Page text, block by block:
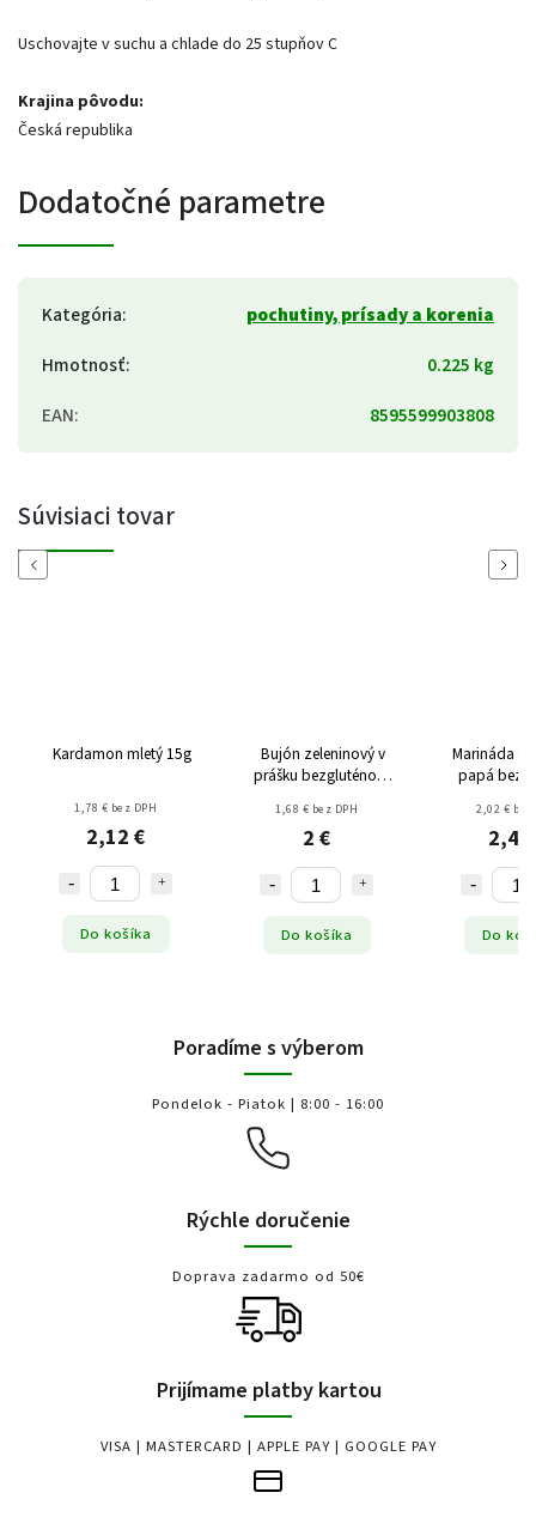
Uschovajte v suchu a chlade do 25 stupňov C
Krajina pôvodu:
Česká republika
Dodatočné parametre
Kategória:
pochutiny, prísady a korenia
Hmotnosť:
0.225 kg
EAN: 8595599903808
Súvisiaci tovar
Previous
Kardamon mletý 15g
1,78 € bez DPH
2,12 €
Do košíka
Bujón zeleninový v
prášku bezgluténový
1,68 € bez DPH
2 €
Do košíka
Marináda
papá
2,02 € bez
2,40
Do
Next
Poradíme s výberom
Pondelok - Piatok | 8:00 - 16:00
Rýchle doručenie
Doprava zadarmo od 50€
Prijímame platby kartou
VISA | MASTERCARD | APPLE PAY | GOOGLE PAY